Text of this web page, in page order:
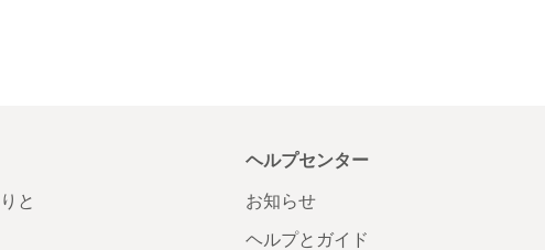
と
ヘルプセンター
お知らせ
ヘルプとガイド